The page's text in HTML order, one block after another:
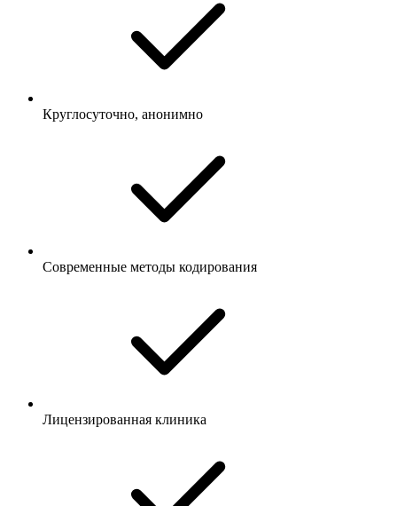
Круглосуточно, анонимно
Современные методы кодирования
Лицензированная клиника